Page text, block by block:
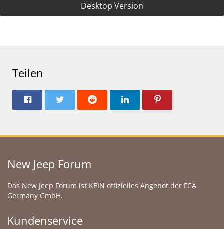
Desktop Version
Teilen
New Jeep Forum
Das New Jeep Forum ist KEIN offizielles Angebot der FCA
Germany GmbH.
Kundenservice